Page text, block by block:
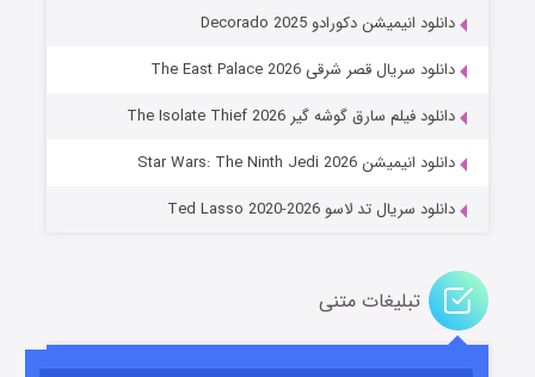
خاندان اژدها فصل ۳
قسمت6 (زیرنویس) منتشر شد
دانلود انیمیشن دکورادو Decorado 2025
دانلود سریال قصر شرقی The East Palace 2026
دانلود فیلم سارق گوشه گیر The Isolate Thief 2026
دانلود انیمیشن Star Wars: The Ninth Jedi 2026
دانلود سریال تد لاسو Ted Lasso 2020-2026
تبلیغات متنی